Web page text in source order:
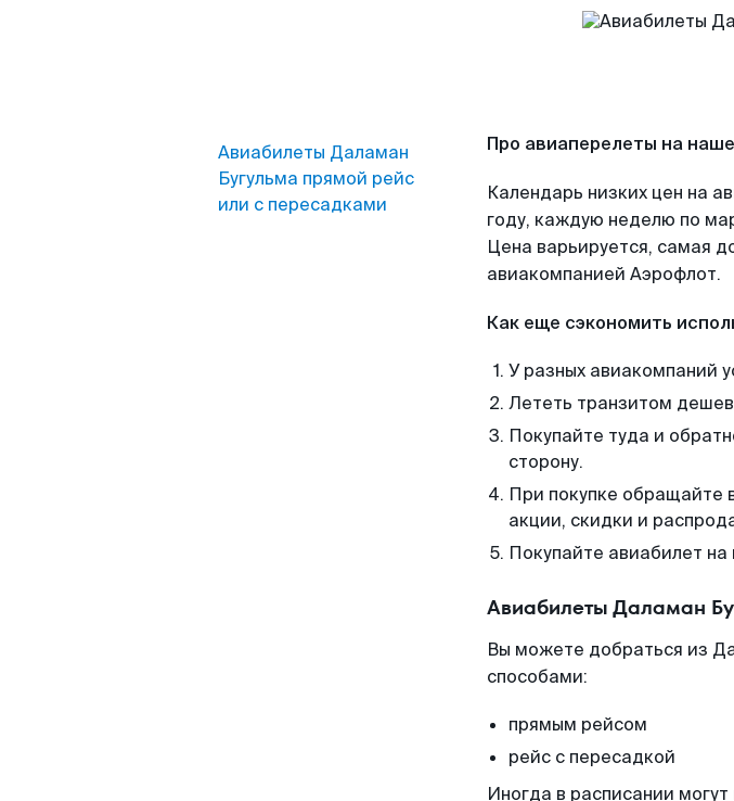
Авиабилеты Даламан
Бугульма прямой рейс
или с пересадками
Про авиаперелеты на
Календарь низких цен на
году, каждую неделю по
Цена варьируется, самая
авиакомпанией Аэрофлот.
Как еще сэкономить
У разных авиакомпаний
Лететь транзитом
Покупайте туда и
сторону.
При покупке обращайте
акции, скидки и
Покупайте авиабилет
Авиабилеты Даламан
Вы можете добраться из
способами:
прямым рейсом
рейс с пересадкой
Иногда в расписании